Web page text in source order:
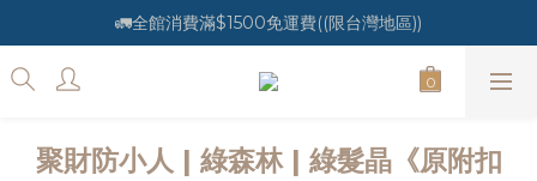
🚛全館消費滿$1500免運費((限台灣地區))
聚財防小人 | 綠森林 | 綠髮晶《原附扣